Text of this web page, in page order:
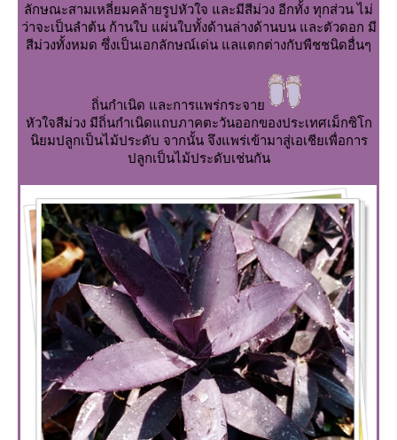
ลักษณะสามเหลี่ยมคล้ายรูปหัวใจ และมีสีม่วง อีกทั้ง ทุกส่วน ไม่
ว่าจะเป็นลำต้น ก้านใบ แผ่นใบทั้งด้านล่างด้านบน และตัวดอก มี
สีม่วงทั้งหมด ซึ่งเป็นเอกลักษณ์เด่น แลแตกต่างกับพืชชนิดอื่นๆ
ถิ่นกำเนิด และการแพร่กระจา
หัวใจสีม่วง มีถิ่นกำเนิดแถบภาคตะวันออกของประเทศเม็กซิโก
นิยมปลูกเป็นไม้ประดับ จากนั้น จึงแพร่เข้ามาสู่เอเชียเพื่อการ
ปลูกเป็นไม้ประดับเช่นกัน